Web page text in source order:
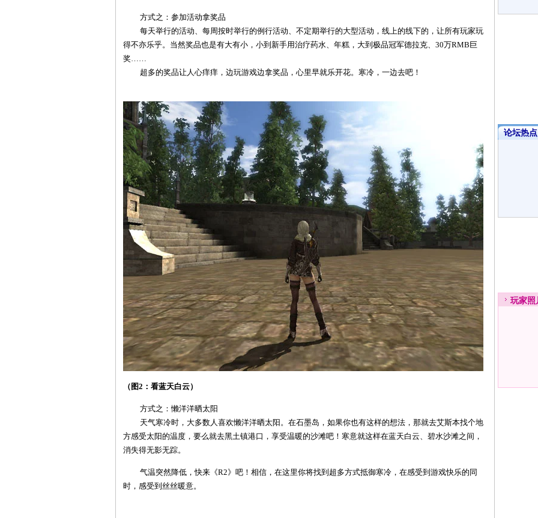
方式之：参加活动拿奖品
每天举行的活动、每周按时举行的例行活动、不定期举行的大型活动，线上的线下的，让所有玩家玩
得不亦乐乎。当然奖品也是有大有小，小到新手用治疗药水、年糕，大到极品冠军德拉克、30万RMB巨
奖……
超多的奖品让人心痒痒，边玩游戏边拿奖品，心里早就乐开花。寒冷，一边去吧！
（图2：看蓝天白云）
方式之：懒洋洋晒太阳
天气寒冷时，大多数人喜欢懒洋洋晒太阳。在石墨岛，如果你也有这样的想法，那就去艾斯本找个地
方感受太阳的温度，要么就去黑土镇港口，享受温暖的沙滩吧！寒意就这样在蓝天白云、碧水沙滩之间，
消失得无影无踪。
气温突然降低，快来《R2》吧！相信，在这里你将找到超多方式抵御寒冷，在感受到游戏快乐的同
时，感受到丝丝暖意。
论坛热点
玩家照